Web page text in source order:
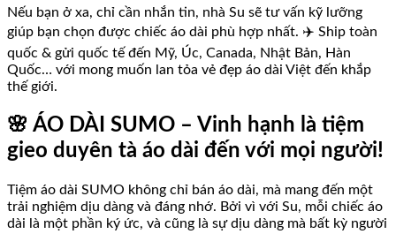
Nếu bạn ở xa, chỉ cần nhắn tin, nhà Su sẽ tư vấn kỹ lưỡng
giúp bạn chọn được chiếc áo dài phù hợp nhất. ✈️ Ship toàn
quốc & gửi quốc tế đến Mỹ, Úc, Canada, Nhật Bản, Hàn
Quốc… với mong muốn lan tỏa vẻ đẹp áo dài Việt đến khắp
thế giới.
🌸 ÁO DÀI SUMO – Vinh hạnh là tiệm
gieo duyên tà áo dài đến với mọi người!
Tiệm áo dài SUMO không chỉ bán áo dài, mà mang đến một
trải nghiệm dịu dàng và đáng nhớ. Bởi vì với Su, mỗi chiếc áo
dài là một phần ký ức, và cũng là sự dịu dàng mà bất kỳ người